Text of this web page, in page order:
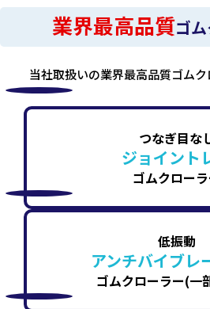
業界最高品質ゴ
当社取扱いの業界最高品質ゴムク
つなぎ目な
ジョイント
ゴムクロー
低振動
アンチバイブレ
ゴムクローラー(一